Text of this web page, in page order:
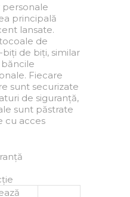
principală
lansate.
de
biți de biți, similar
Fiecare
sunt securizate
de siguranță,
sunt păstrate
cu acces